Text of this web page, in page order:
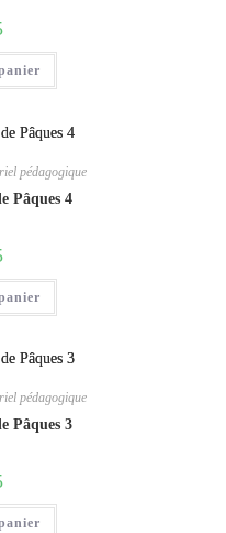
pédagogique
Pâques 4
pédagogique
Pâques 3